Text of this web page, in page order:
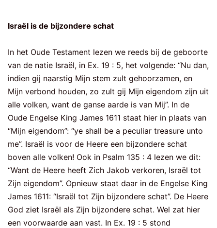
Israël is de bijzondere schat
In het Oude Testament lezen we reeds bij de geboorte
van de natie Israël, in Ex. 19 : 5, het volgende: “Nu dan,
indien gij naarstig Mijn stem zult gehoorzamen, en
Mijn verbond houden, zo zult gij Mijn eigendom zijn uit
alle volken, want de ganse aarde is van Mij”. In de
Oude Engelse King James 1611 staat hier in plaats van
“Mijn eigendom”: “ye shall be a peculiar treasure unto
me”. Israël is voor de Heere een bijzondere schat
boven alle volken! Ook in Psalm 135 : 4 lezen we dit:
“Want de Heere heeft Zich Jakob verkoren, Israël tot
Zijn eigendom”. Opnieuw staat daar in de Engelse King
James 1611: “Israël tot Zijn bijzondere schat”. De Heere
God ziet Israël als Zijn bijzondere schat. Wel zat hier
een voorwaarde aan vast. In Ex. 19 : 5 stond